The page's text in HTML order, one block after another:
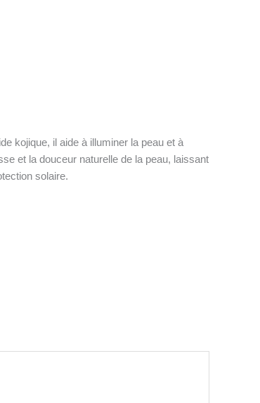
kojique, il aide à illuminer la peau et à
et la douceur naturelle de la peau, laissant
solaire.